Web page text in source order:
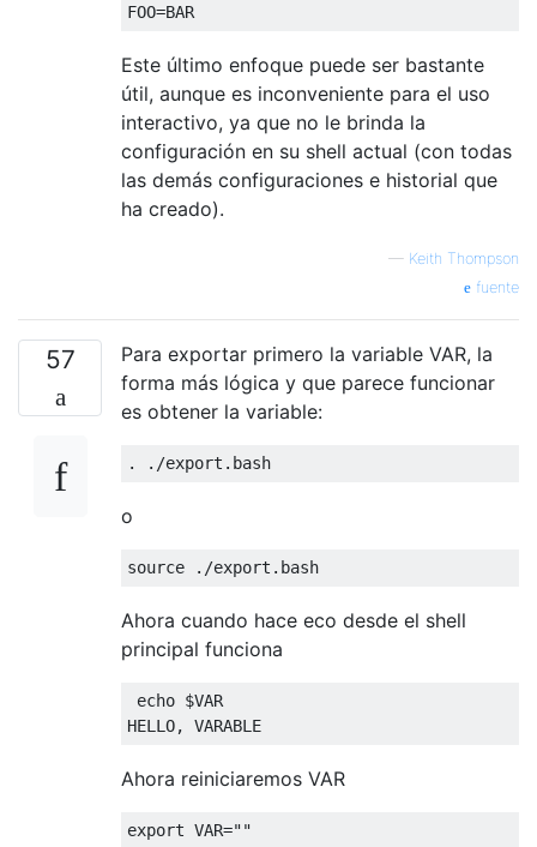
FOO=BAR
Este último enfoque puede ser bastante
útil, aunque es inconveniente para el uso
interactivo, ya que no le brinda la
configuración en su shell actual (con todas
las demás configuraciones e historial que
ha creado).
— Keith Thompson
fuente
57
Para exportar primero la variable VAR, la
forma más lógica y que parece funcionar
es obtener la variable:
. ./export . bash
o
source ./export . bash
Ahora cuando hace eco desde el shell
principal funciona
echo $VAR
HELLO, VARABLE
Ahora reiniciaremos VAR
export VAR=""